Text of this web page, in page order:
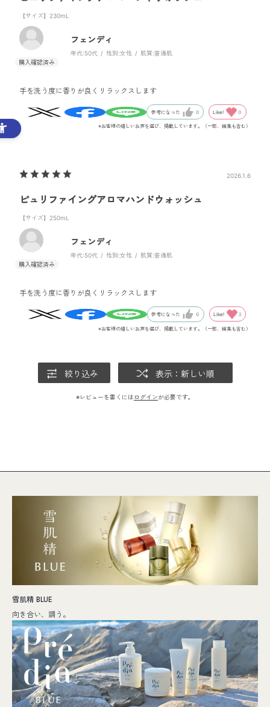
【サイズ】230mL
フェンディ
年代:50代 性別:女性 肌質:普通肌
手を洗う度に香りが良くリラックスします
参考になった 0 Like! 0
※お客様の嬉しいお声を選び、掲載しています。（一部、編集も含む）
2026.1.6
ピュリファイングアロマハンドウォッシュ
【サイズ】250mL
フェンディ
年代:50代 性別:女性 肌質:普通肌
手を洗う度に香りが良くリラックスします
参考になった 0 Like! 2
※お客様の嬉しいお声を選び、掲載しています。（一部、編集も含む）
絞り込み 表示：新しい順
※レビューを書くには ログインが必要です。
雪肌精 BLUE
向き合い、調う。